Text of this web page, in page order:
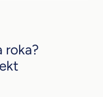
roka?